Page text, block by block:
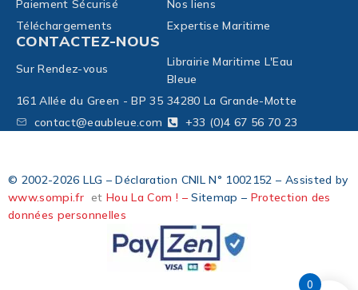
Paiement Sécurisé
Nos liens
Téléchargements
Expertise Maritime
CONTACTEZ-NOUS
Sur Rendez-vous
Librairie Maritime L'Eau
Bleue
161 Allée du Green - BP 35 34280 La Grande-Motte
contact@eaubleue.com
+33 (0)4 67 56 70 23
© 2002-2026 LLG – Déclaration CNIL N° 1002152 – Assisted by
www.sompi.fr et Hou La Com ! –Sitemap – Protection des
données personnelles
0